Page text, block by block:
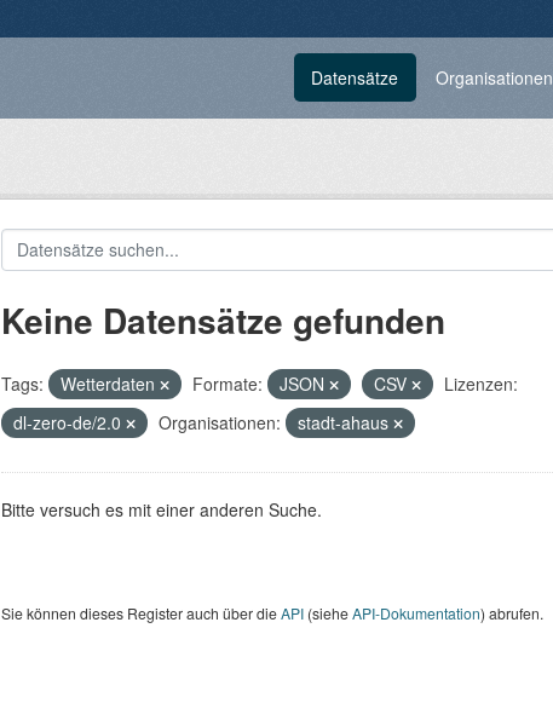
Datensätze Organisationen
Keine Datensätze gefunden
Tags: Wetterdaten Formate: JSON CSV
Lizenzen:
dl-zero-de/2.0
Organisationen: stadt-ahaus
Bitte versuch es mit einer anderen Suche.
Sie können dieses Register auch über dieAPI(sieheAPI-Dokumentation) abrufen.